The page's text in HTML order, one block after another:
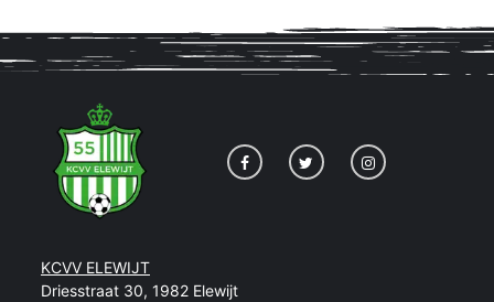
KCVV ELEWIJT
Driesstraat 30, 1982 Elewijt